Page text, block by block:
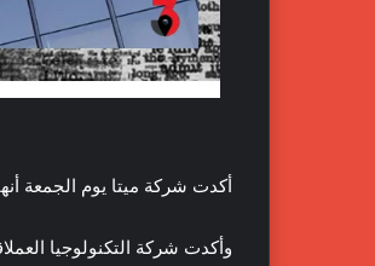
أكدت شركة ميتا يوم الجمعة
وأكدت شركة التكنولوجيا